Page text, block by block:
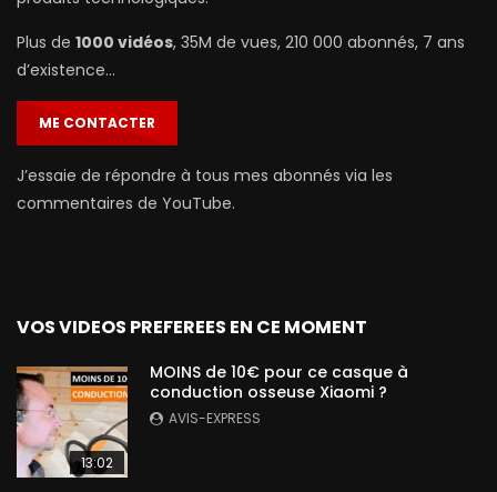
Plus de 1000 vidéos, 35M de vues, 210 000 abonnés, 7 ans
d’existence…
ME CONTACTER
J’essaie de répondre à tous mes abonnés via les
commentaires de YouTube.
VOS VIDEOS PREFEREES EN CE MOMENT
13:02
MOINS de 10€ pour ce casque à
conduction osseuse Xiaomi ?
AVIS-EXPRESS